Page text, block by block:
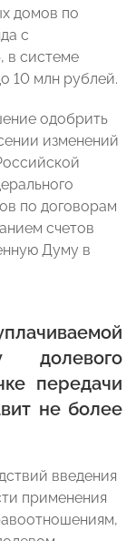
домов по
с
в системе
10 млн рублей.
одобрить
изменений
по договорам
счетов
Думу в
долевого
передачи
не более
введения
применения